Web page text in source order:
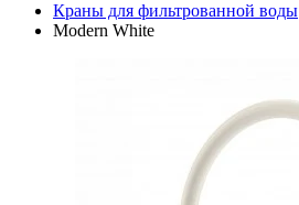
Краны для фильтрованной воды
Modern White